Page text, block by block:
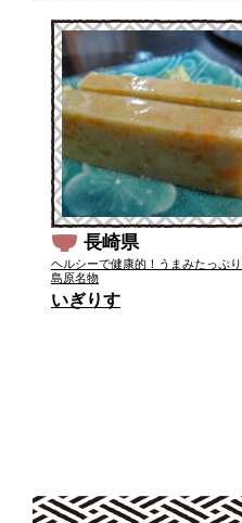
長崎県
ヘルシーで健康的！うまみたっぷ
島原名物
いぎりす